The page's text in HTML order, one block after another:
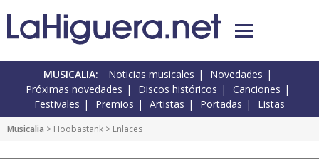
MUSICALIA: Noticias musicales
Novedades
Próximas novedades
Discos históricos
Canciones
Festivales
Premios Artistas Portadas Listas
Musicalia > Hoobastank > Enlaces